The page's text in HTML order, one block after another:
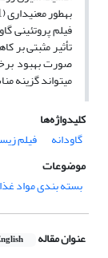
تأثیر مثبتی بر
می‎تواند گزینه مناسبی جهت استفاده در بسته‎بندی مواد غذایی باشد.
کلیدواژه‌ها
گاودانه
فیلم
موضوعات
بسته بندی مواد
عنوان مقاله